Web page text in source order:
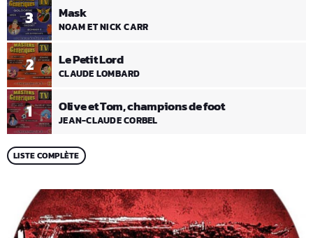
1 Olive et Tom, champions de foot
JEAN-CLAUDE CORBEL
2 Le Petit Lord
CLAUDE LOMBARD
3 Mask
NOAM ET NICK CARR
LISTE COMPLÈTE